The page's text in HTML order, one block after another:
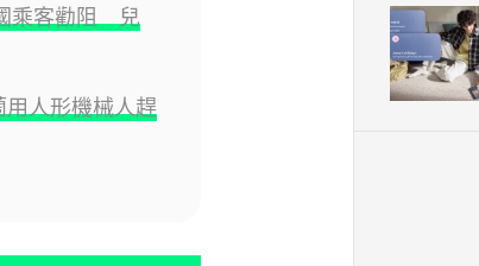
乘客勸阻 兒
人形機械人趕